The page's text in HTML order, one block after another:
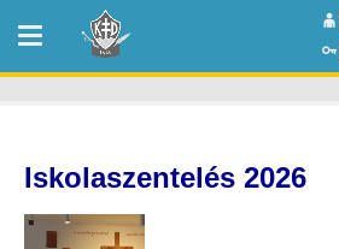
Iskolaszentelés 2026